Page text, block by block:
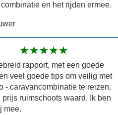
en het rijden ermee.
rapport, met een goede
veel goede tips om veilig met
- caravancombinatie te reizen.
prijs ruimschoots waard. Ik ben
mee.